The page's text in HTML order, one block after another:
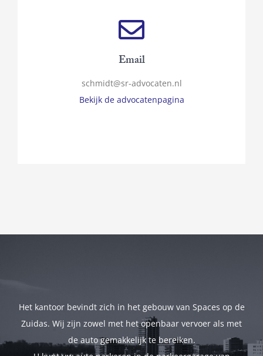
Email
schmidt@sr-advocaten.nl
Bekijk de advocatenpagina
Het kantoor bevindt zich in het gebouw van Spaces op de
Zuidas. Wij zijn zowel met het openbaar vervoer als met
de auto gemakkelijk te bereiken.